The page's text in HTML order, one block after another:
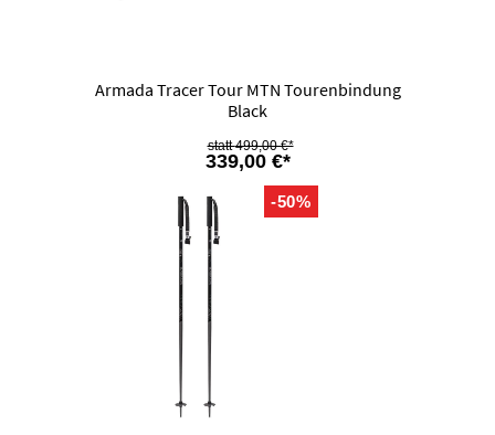
Armada Tracer Tour MTN Tourenbindung
Black
339,00 €*
499,00 €*
-50%